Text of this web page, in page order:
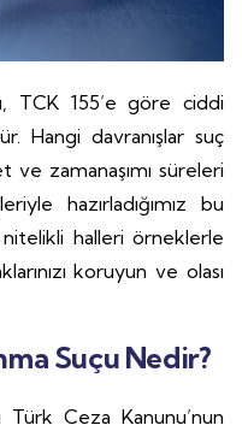
TCK 155’e göre ciddi
Hangi davranışlar suç
ve zamanaşımı süreleri
hazırladığımız bu
halleri örneklerle
koruyun ve olası
Suçu Nedir?
Ceza Kanunu’nun